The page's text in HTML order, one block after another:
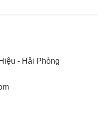
- Hải Phòng